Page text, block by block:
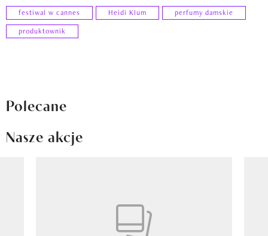
festiwal w cannes Heidi Klum
perfumy damskie
produktownik
Polecane
Nasze akcje